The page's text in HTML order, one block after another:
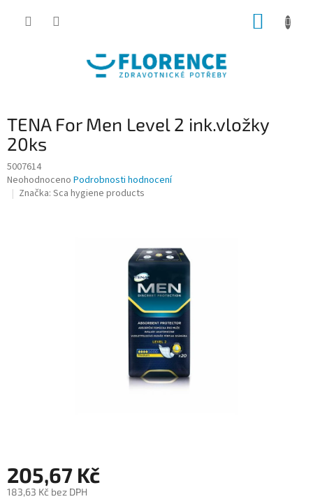
TENA For Men Level 2 ink.vložky
20ks
5007614
Průměrné
hodnocení
Neohodnoceno Podrobnosti hodnocení
Značka: Sca hygiene products
205,67 Kč
183,63 Kč bez DPH